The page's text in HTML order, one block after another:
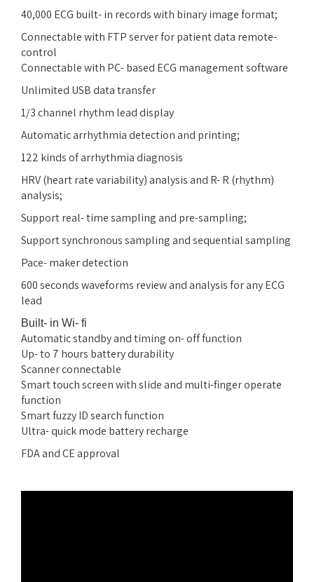
40,000 ECG built- in records with binary image format;
Connectable with FTP server for patient data remote-
control
Connectable with PC- based ECG management software
Unlimited USB data transfer
1/3 channel rhythm lead display
Automatic arrhythmia detection and printing;
122 kinds of arrhythmia diagnosis
HRV (heart rate variability) analysis and R- R (rhythm)
analysis;
Support real- time sampling and pre-sampling;
Support synchronous sampling and sequential sampling
Pace- maker detection
600 seconds waveforms review and analysis for any ECG
lead
Built- in Wi- fi
Automatic standby and timing on- off function
Up- to 7 hours battery durability
Scanner connectable
Smart touch screen with slide and multi-finger operate
function
Smart fuzzy ID search function
Ultra- quick mode battery recharge
FDA and CE approval